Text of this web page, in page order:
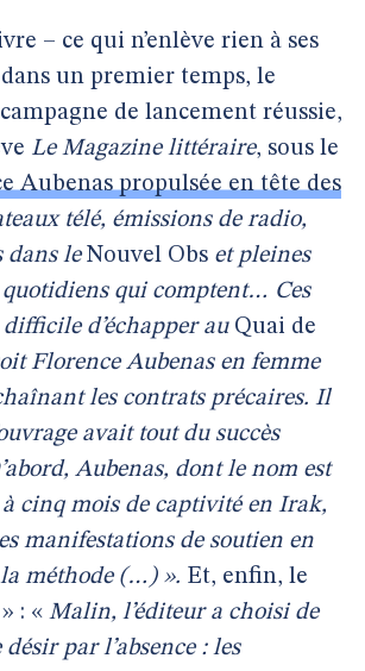
– ce qui n’enlève rien à ses
un premier temps, le
de lancement réussie,
Le Magazine littéraire, sous le
Aubenas propulsée en tête des
télé, émissions de radio,
dans le Nouvel Obs et pleines
quotidiens qui comptent… Ces
d’échapper au Quai de
Florence Aubenas en femme
les contrats précaires. Il
avait tout du succès
Aubenas, dont le nom est
à cinq mois de captivité en Irak,
manifestations de soutien en
méthode (…) ». Et, enfin, le
: « Malin, l’éditeur a choisi de
par l’absence : les